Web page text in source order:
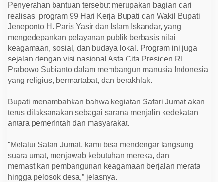
Penyerahan bantuan tersebut merupakan bagian dari
realisasi program 99 Hari Kerja Bupati dan Wakil Bupati
Jeneponto H. Paris Yasir dan Islam Iskandar, yang
mengedepankan pelayanan publik berbasis nilai
keagamaan, sosial, dan budaya lokal. Program ini juga
sejalan dengan visi nasional Asta Cita Presiden RI
Prabowo Subianto dalam membangun manusia Indonesia
yang religius, bermartabat, dan berakhlak.
Bupati menambahkan bahwa kegiatan Safari Jumat akan
terus dilaksanakan sebagai sarana menjalin kedekatan
antara pemerintah dan masyarakat.
“Melalui Safari Jumat, kami bisa mendengar langsung
suara umat, menjawab kebutuhan mereka, dan
memastikan pembangunan keagamaan berjalan merata
hingga pelosok desa,” jelasnya.